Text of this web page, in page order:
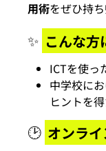
用術をぜひ持
✨ こんな方
ICTを使っ
中学校に
ヒントを
🕑 オンラ